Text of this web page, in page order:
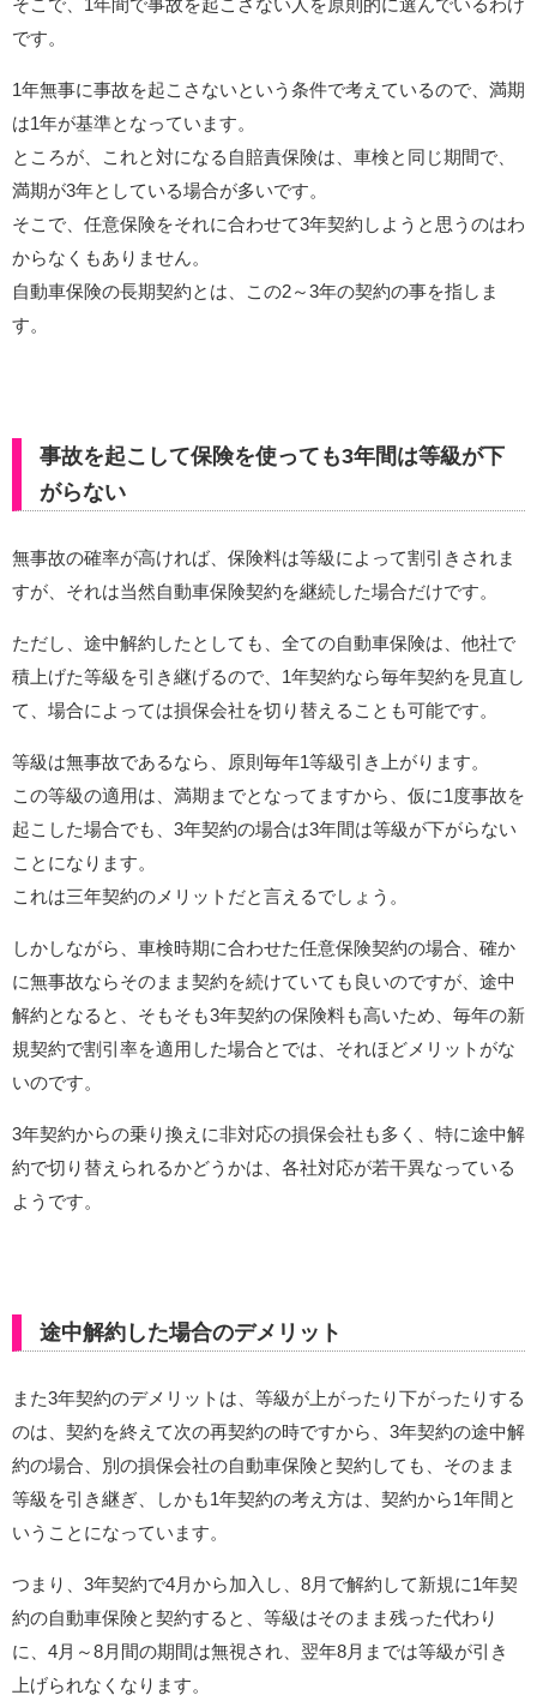
そこで、1年間で事故を起こさない人を原則的に選んでいるわけ
です。
1年無事に事故を起こさないという条件で考えているので、満期
は1年が基準となっています。
ところが、これと対になる自賠責保険は、車検と同じ期間で、
満期が3年としている場合が多いです。
そこで、任意保険をそれに合わせて3年契約しようと思うのはわ
からなくもありません。
自動車保険の長期契約とは、この2～3年の契約の事を指しま
す。
事故を起こして保険を使っても3年間は等級が下
がらない
無事故の確率が高ければ、保険料は等級によって割引きされま
すが、それは当然自動車保険契約を継続した場合だけです。
ただし、途中解約したとしても、全ての自動車保険は、他社で
積上げた等級を引き継げるので、1年契約なら毎年契約を見直し
て、場合によっては損保会社を切り替えることも可能です。
等級は無事故であるなら、原則毎年1等級引き上がります。
この等級の適用は、満期までとなってますから、仮に1度事故を
起こした場合でも、3年契約の場合は3年間は等級が下がらない
ことになります。
これは三年契約のメリットだと言えるでしょう。
しかしながら、車検時期に合わせた任意保険契約の場合、確か
に無事故ならそのまま契約を続けていても良いのですが、途中
解約となると、そもそも3年契約の保険料も高いため、毎年の新
規契約で割引率を適用した場合とでは、それほどメリットがな
いのです。
3年契約からの乗り換えに非対応の損保会社も多く、特に途中解
約で切り替えられるかどうかは、各社対応が若干異なっている
ようです。
途中解約した場合のデメリット
また3年契約のデメリットは、等級が上がったり下がったりする
のは、契約を終えて次の再契約の時ですから、3年契約の途中解
約の場合、別の損保会社の自動車保険と契約しても、そのまま
等級を引き継ぎ、しかも1年契約の考え方は、契約から1年間と
いうことになっています。
つまり、3年契約で4月から加入し、8月で解約して新規に1年契
約の自動車保険と契約すると、等級はそのまま残った代わり
に、4月～8月間の期間は無視され、翌年8月までは等級が引き
上げられなくなります。